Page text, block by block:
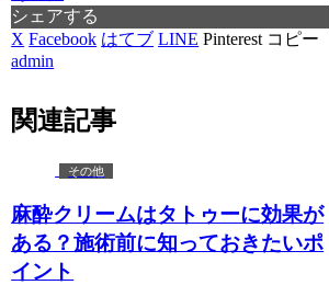
シェアする
X Facebook はてブ LINE Pinterest コピー
admin
関連記事
その他
麻酔クリームはタトゥーに効果が
ある？施術前に知っておきたいポ
イント